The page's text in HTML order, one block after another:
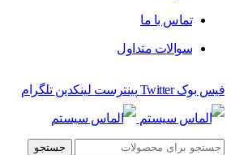
تماس با ما
سوالات متداول
فیس بوک Twitter پینترست لینکدین تلگرام
جستجو